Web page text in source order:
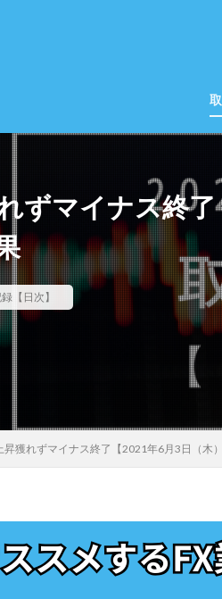
ずマイナス終
【日次】
昇獲れずマイナス終了【2021年6月3日（木